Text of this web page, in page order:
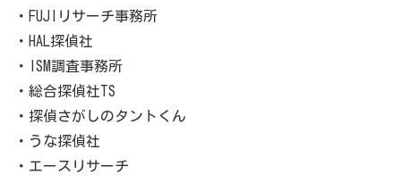
・FUJIリサーチ事務所
・HAL探偵社
・ISM調査事務所
・総合探偵社TS
・探偵さがしのタントくん
・うな探偵社
・エースリサーチ